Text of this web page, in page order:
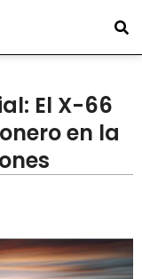
El X-66
en la